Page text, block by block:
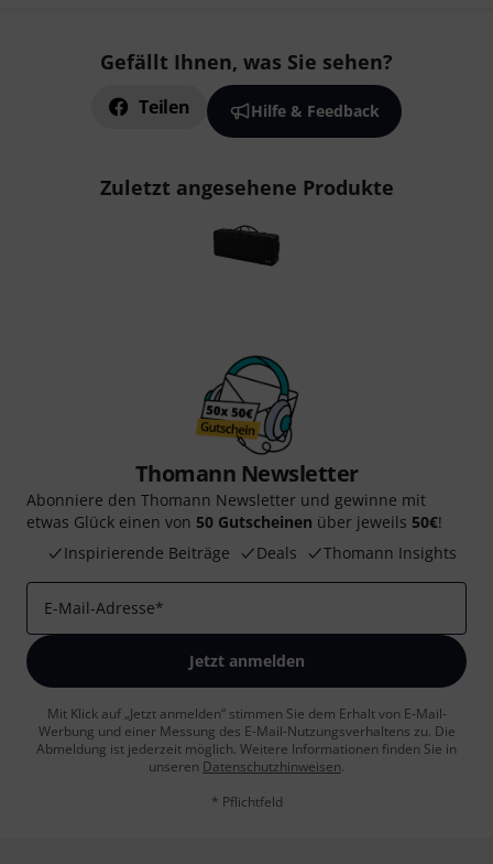
Gefällt Ihnen, was Sie sehen?
Teilen Hilfe & Feedback
Zuletzt angesehene Produkte
Thomann Newsletter
Abonniere den Thomann Newsletter und gewinne mit
etwas Glück einen von 50 Gutscheinen über jeweils 50€!
Inspirierende Beiträge
Deals Thomann Insights
E-Mail-Adresse*
Jetzt anmelden
Mit Klick auf „Jetzt anmelden“ stimmen Sie dem Erhalt von E-Mail-
Werbung und einer Messung des E-Mail-Nutzungsverhaltens zu. Die
Abmeldung ist jederzeit möglich. Weitere Informationen finden Sie in
unseren Datenschutzhinweisen.
* Pflichtfeld